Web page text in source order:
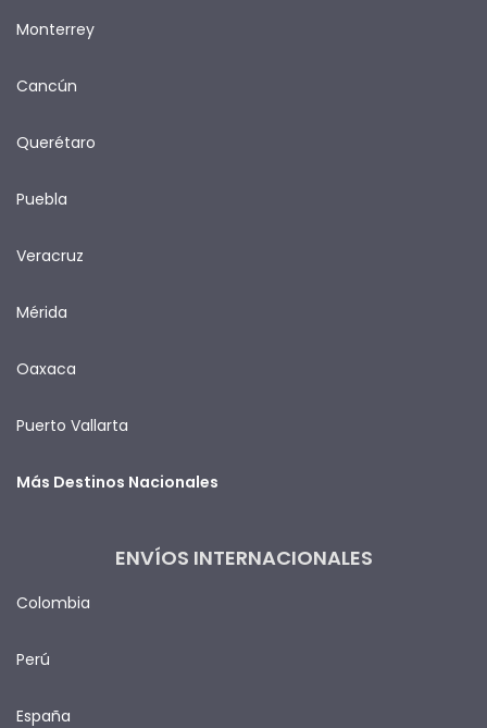
Monterrey
Cancún
Querétaro
Puebla
Veracruz
Mérida
Oaxaca
Puerto Vallarta
Más Destinos Nacionales
ENVÍOS INTERNACIONALES
Colombia
Perú
España